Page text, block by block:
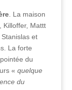
. La maison
Killoffer, Mattt
et
La forte
du
« quelque
du